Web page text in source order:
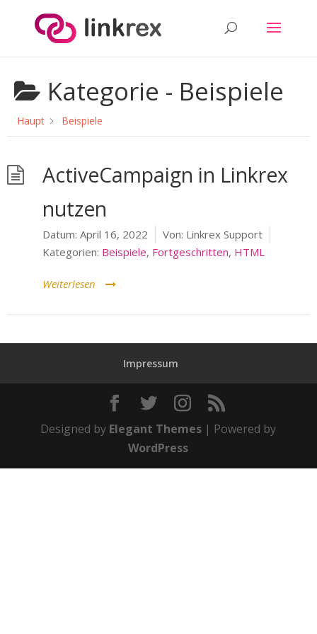
Kategorie - Beispiele
Haupt Beispiele
ActiveCampaign in Linkrex
nutzen
Datum: April 16, 2022 Von: Linkrex Support
Kategorien: Beispiele, Fortgeschritten, HTML
Weiterlesen
Impressum
Designed by Elegant Themes | Powered by
WordPress